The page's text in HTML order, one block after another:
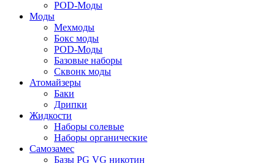
POD-Моды
Моды
Мехмоды
Бокс моды
POD-Моды
Базовые наборы
Сквонк моды
Атомайзеры
Баки
Дрипки
Жидкости
Наборы солевые
Наборы органические
Самозамес
Базы PG VG никотин